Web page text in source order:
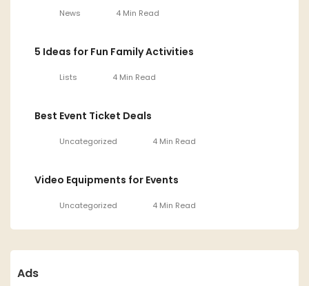
News 4 Min Read
5 Ideas for Fun Family Activities
Lists 4 Min Read
Best Event Ticket Deals
Uncategorized 4 Min Read
Video Equipments for Events
Uncategorized 4 Min Read
Ads